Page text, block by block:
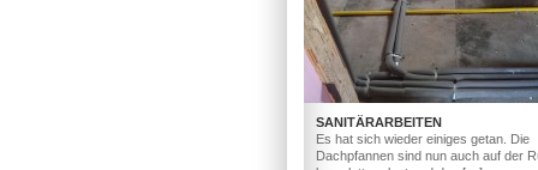
SANITÄRARBEITEN
Es hat sich wieder einiges getan. Die
Dachpfannen sind nun auch auf der